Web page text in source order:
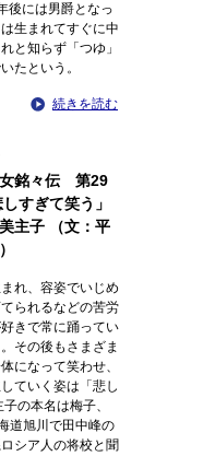
後には男爵となっ
生まれてすぐに中
と知らず「つゆ」
たという。
続きを読む
銘々伝 第29
すぎて笑う」
主子 （文：平
れ、容姿でいじめ
られるなどの苦労
きで常に踊ってい
その後もさまざま
になって笑わせ、
ていく姿は「悲し
の本名は梅子、
道旭川で田中峰の
シア人の将校と聞